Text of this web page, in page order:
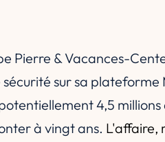
Pierre & Vacances-
sur sa plateforme
4,5
à vingt ans. L'affaire,